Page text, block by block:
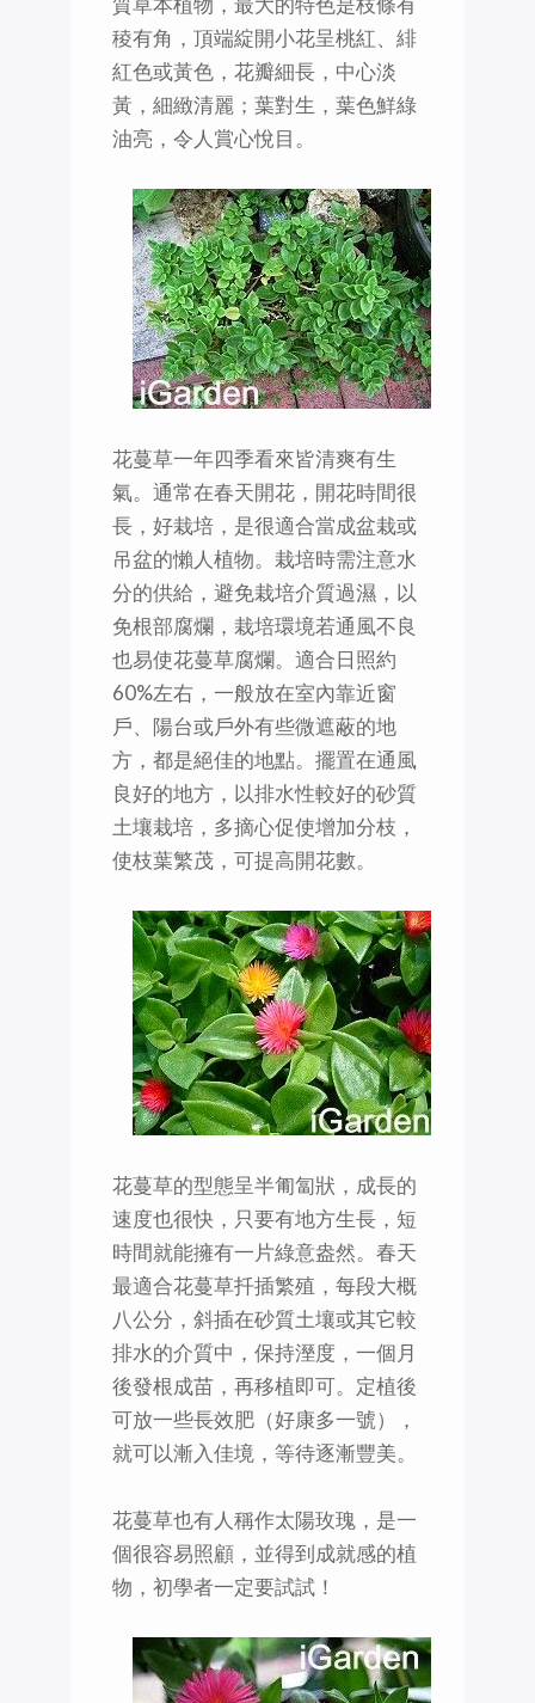
稜有角，頂端綻開小花呈桃紅、緋
紅色或黃色，花瓣細長，中心淡
黃，細緻清麗；葉對生，葉色鮮綠
油亮，令人賞心悅目。
花蔓草一年四季看來皆清爽有生
氣。通常在春天開花，開花時間很
長，好栽培，是很適合當成盆栽或
吊盆的懶人植物。栽培時需注意水
分的供給，避免栽培介質過濕，以
免根部腐爛，栽培環境若通風不良
也易使花蔓草腐爛。適合日照約
60%左右，一般放在室內靠近窗
戶、陽台或戶外有些微遮蔽的地
方，都是絕佳的地點。擺置在通風
良好的地方，以排水性較好的砂質
土壤栽培，多摘心促使增加分枝，
使枝葉繁茂，可提高開花數。
花蔓草的型態呈半匍匐狀，成長的
速度也很快，只要有地方生長，短
時間就能擁有一片綠意盎然。春天
最適合花蔓草扦插繁殖，每段大概
八公分，斜插在砂質土壤或其它較
排水的介質中，保持溼度，一個月
後發根成苗，再移植即可。定植後
可放一些長效肥（好康多一號），
就可以漸入佳境，等待逐漸豐美。
花蔓草也有人稱作太陽玫瑰，是一
個很容易照顧，並得到成就感的植
物，初學者一定要試試！